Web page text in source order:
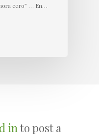
cero” … En…
into post a